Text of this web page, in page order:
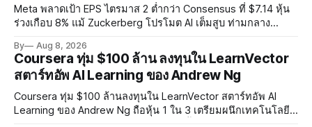
Meta พลาดเป้า EPS ไตรมาส 2 ต่ำกว่า Consensus ที่ $7.14 หุ้น
ร่วงเกือบ 8% แม้ Zuckerberg โปรโมต AI เต็มสูบ ท่ามกลาง
การทำร้ายเด็ก
By Aug 8, 2026
Coursera ทุ่ม $100 ล้าน ลงทุนใน LearnVector
สตาร์ทอัพ AI Learning ของ Andrew Ng
Coursera ทุ่ม $100 ล้านลงทุนใน LearnVector สตาร์ทอัพ AI
Learning ของ Andrew Ng ถือหุ้น 1 ใน 3 เตรียมผนึกเทคโนโลยี